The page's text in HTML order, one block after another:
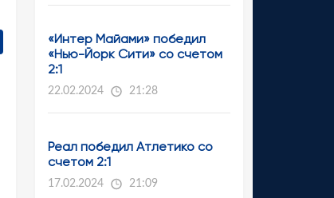
«Интер Майами» победил
«Нью-Йорк Сити» со счетом
2:1
22.02.2024 21:28
Реал победил Атлетико со
счетом 2:1
17.02.2024 21:09